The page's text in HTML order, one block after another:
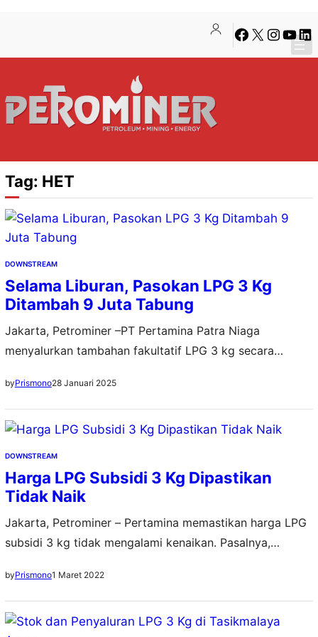
konten
content
Facebook
X Instagram
Tag: HET
DOWNSTREAM
Selama Liburan, Pasokan LPG 3 Kg
Ditambah 9 Juta Tabung
Jakarta, Petrominer –PT Pertamina Patra Niaga
menyalurkan tambahan fakultatif LPG 3 kg secara
ini diambil sebagai upaya mengantisipasi peningkatan
kebutuhan masyarakat selama libur nasional Isra Miraj
dan Imlek. Menurut Corporate Secretary Pertamina Patra
Niaga, Heppy Wulansari, konsumsi atau permintaan atas
kebutuhan LPG 3 kg pada libur…
byPrismono28 Januari 2025
DOWNSTREAM
Harga LPG Subsidi 3 Kg Dipastikan
Tidak Naik
Jakarta, Petrominer – Pertamina memastikan harga LPG
subsidi 3 kg tidak mengalami kenaikan. Pasalnya,
PT Pertamina Patra Niaga, selaku Subholding
Commercial & Trading PT Pertamina (Persero),
melakukan penyesuaian harga LPG non subsidi seperti
byPrismono1 Maret 2022